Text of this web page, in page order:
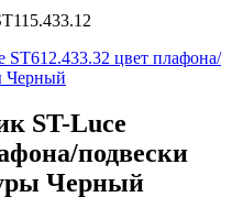
ST-Luce
подвески
Черный